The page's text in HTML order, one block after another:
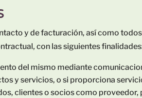
y de facturación, así como
con las siguientes
del mismo mediante
y servicios, o si proporciona
clientes o socios como